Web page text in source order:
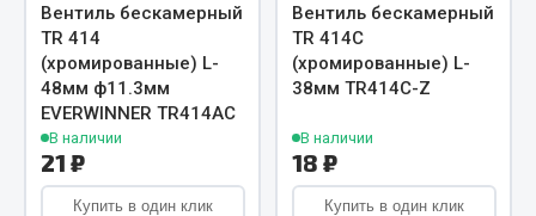
Прокладки
Рукава высокого давления
Весь раздел
Вентиль бескамерный
TR 414
(хромированные) L-
48мм ф11.3мм
EVERWINNER TR414AC
В наличии
21 ₽
Купить в один клик
Вентиль бескамерный
TR 414С
(хромированные) L-
38мм TR414С-Z
В наличии
18 ₽
Купить в один клик